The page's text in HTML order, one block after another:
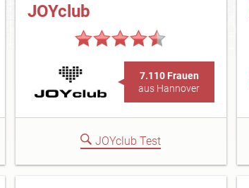
JOYclub
7.110 Frauen
aus Hannover
JOYclub Test